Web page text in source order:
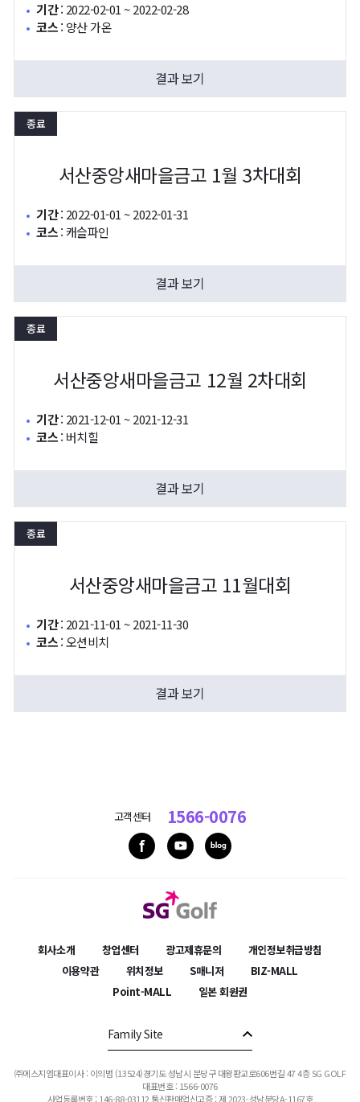
기간: 2022-02-01 ~ 2022-02-28
코스: 양산 가온
결과 보기
종료
서산중앙새마을금고 1월 3차대회
기간: 2022-01-01 ~ 2022-01-31
코스:캐슬파인
결과 보기
종료
서산중앙새마을금고 12월 2차대회
기간: 2021-12-01 ~ 2021-12-31
코스: 버치힐
결과 보기
종료
서산중앙새마을금고 11월대회
기간: 2021-11-01 ~ 2021-11-30
코스:오션비치
결과 보기
고객센터 1566-0076
회사소개 창업센터 광고제휴문의
개인정보취급방침
이용약관
위치정보 S매니저
BIZ-MALL
Point-MALL
일본 회원권
Family Site
㈜에스지엠대표이사 : 이의범 (13524)경기도 성남시 분당구 대왕판교로606번길 47 4층 SG GOLF
대표번호 : 1566-0076
사업등록번호 : 146-88-03112 통신판매업신고증 : 제 2023-성남분당A-1167호